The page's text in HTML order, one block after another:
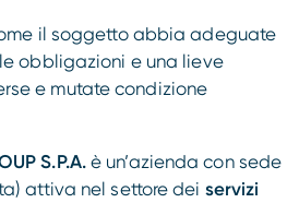
il soggetto abbia adeguate
obbligazioni e una lieve
e mutate condizione
S.P.A.è un’azienda con sede
attiva nel settore dei servizi